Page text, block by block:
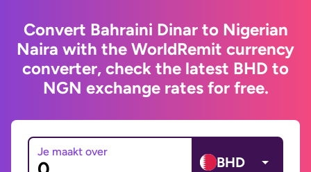
Convert Bahraini Dinar to Nigerian
Naira with the WorldRemit currency
converter, check the latest BHD to
NGN exchange rates for free.
Je maakt over
BHD